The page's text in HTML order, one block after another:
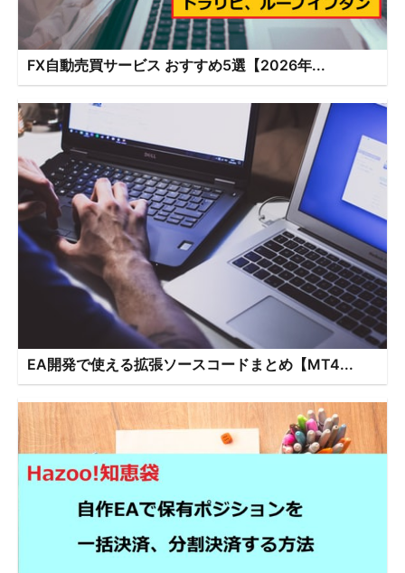
FX自動売買サービス おすすめ5選【2026年...
EA開発で使える拡張ソースコードまとめ【MT4...